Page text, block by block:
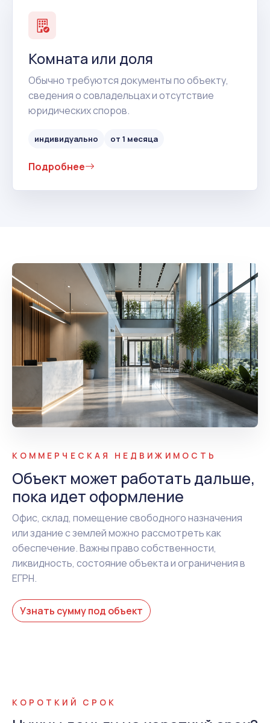
Комната или доля
Обычно требуются документы по объекту,
сведения о совладельцах и отсутствие
юридических споров.
индивидуально от 1 месяца
Подробнее
КОММЕРЧЕСКАЯ НЕДВИЖИМОСТЬ
Объект может работать дальше,
пока идет оформление
Офис, склад, помещение свободного назначения
или здание с землей можно рассмотреть как
обеспечение. Важны право собственности,
ликвидность, состояние объекта и ограничения в
ЕГРН.
Узнать сумму под объект
КОРОТКИЙ СРОК